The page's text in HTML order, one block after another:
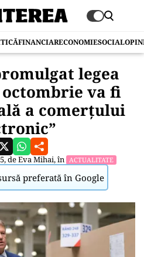
FINANCIARECONOMIESOCIAL
legea
va fi
a comerţului
deEva Mihai, în ACTUALITATE
preferată în Google